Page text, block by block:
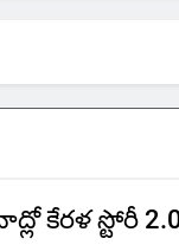
కేరళ స్టోరీ